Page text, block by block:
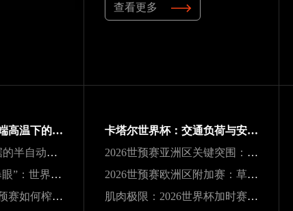
查看更多
**可开合穹顶在极端高温下的微气候调节机制与热舒适性效能评估——以SoFi Stadium为例**
基于104场赛事数据的半自动越位识别触发机制与效能实证研究
**“哨声之下的风暴眼”：世界杯裁判在极限压力下的神经与生理共振解析**
34场鏖战：南美世预赛如何榨干传奇老将的最后一滴血
卡塔尔世界杯：交通负荷与安全防线引全球关注
2026世预赛亚洲区关键突围：九强困局中的变数与破局之道
2026世预赛欧洲区附加赛：草根逆袭，五匹黑马能否撕裂旧格局？
肌肉极限：2026世界杯加时赛的“无声崩解”